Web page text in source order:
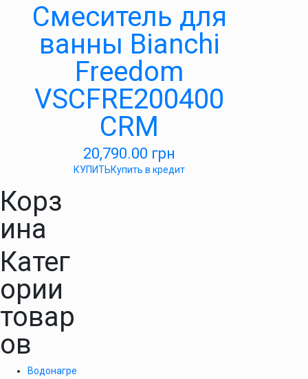
Смеситель для
ванны Bianchi
Freedom
VSCFRE200400
CRM
20,790.00 грн
КУПИТЬКупить в кредит
Корз
ина
Катег
ории
товар
ов
Водонагре